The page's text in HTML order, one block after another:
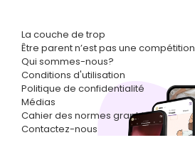
La couche de trop
Être parent n’est pas une compétition
Qui sommes-nous?
Conditions d'utilisation
Politique de confidentialité
Médias
Cahier des normes graphiques
Contactez-nous